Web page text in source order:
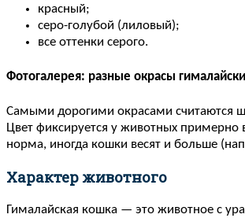
красный;
серо-голубой (лиловый);
все оттенки серого.
Фотогалерея: разные окрасы
Самыми дорогими окрасами считаются
Цвет фиксируется у животных
норма, иногда кошки весят и больше
Характер животного
Гималайская кошка — это животное с